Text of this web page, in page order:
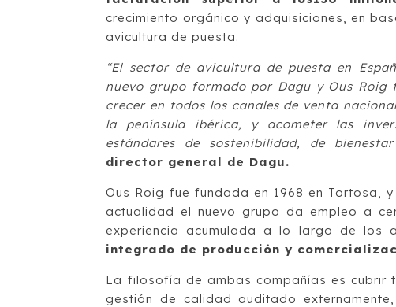
crecimiento orgánico y adquisiciones, en
avicultura de puesta.
“El sector de avicultura de puesta en
nuevo grupo formado por Dagu y Ous
crecer en todos los canales de venta
la península ibérica, y acometer las
estándares de sostenibilidad, de
director general de Dagu.
Ous Roig fue fundada en 1968 en Tortosa,
actualidad el nuevo grupo da empleo a
experiencia acumulada a lo largo de los
integrado de producción y
La filosofía de ambas compañías es cubrir
gestión de calidad auditado